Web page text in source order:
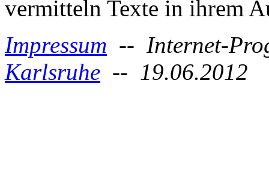
vermitteln Texte in
Impressum -- Internet-
Karlsruhe -- 19.06.2012